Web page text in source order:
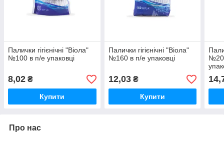
Палички гігієнічні "Віола"
№100 в п/е упаковці
8,02 ₴
Купити
Палички гігієнічні "Віола"
№160 в п/е упаковці
12,03₴
Купити
Про нас